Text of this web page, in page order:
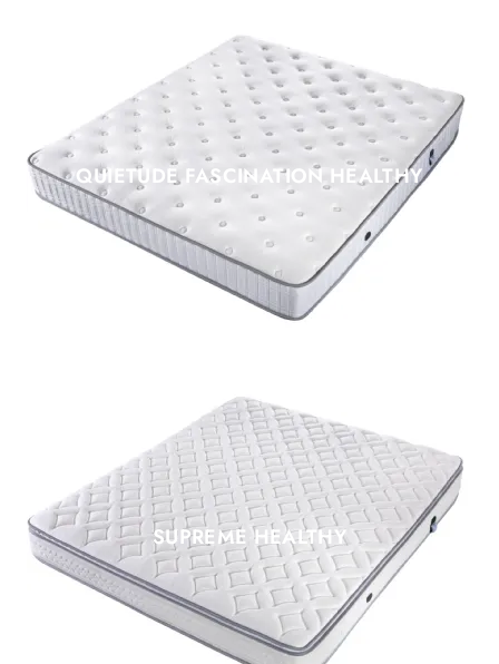
QUIETUDE FASCINATION HEALTHY
SUPREME HEALTHY